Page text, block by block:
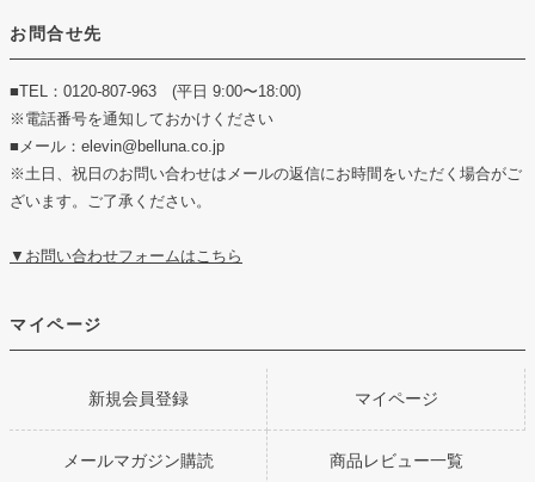
お問合せ先
■TEL：0120-807-963 (平日 9:00〜18:00)
※電話番号を通知しておかけください
■メール：elevin@belluna.co.jp
※土日、祝日のお問い合わせはメールの返信にお時間をいただく場合がご
ざいます。ご了承ください。
▼お問い合わせフォームはこちら
マイページ
新規会員登録 マイページ
メールマガジン購読 商品レビュー一覧